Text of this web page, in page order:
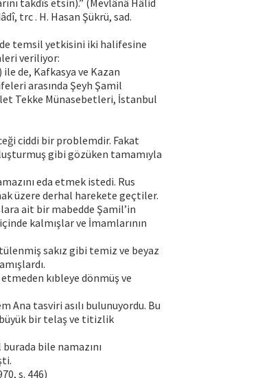
trc . H. Hasan Şükrü, sad.
temsil yetkisini iki halifesine
veriliyor:
de, Kafkasya ve Kazan
arasında Şeyh Şamil
Tekke Münasebetleri, İstanbul
ciddi bir problemdir. Fakat
gibi gözüken tamamıyla
eda etmek istedi. Rus
üzere derhal harekete geçtiler.
ait bir mabedde Şamil’in
kalmışlar ve İmamlarının
sakız gibi temiz ve beyaz
kıbleye dönmüş ve
Ana tasviri asılı bulunuyordu. Bu
bir telaş ve titizlik
bile namazını
s. 446)